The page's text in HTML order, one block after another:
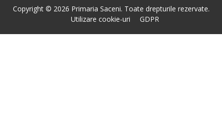
Copyright © 2026 Primaria Saceni. Toate drepturile rezervate.
Utilizare cookie-uri
GDPR